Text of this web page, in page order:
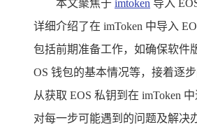
本文聚焦于 imtoken 导入
详细介绍了在 imToken 中导入
包括前期准备工作，如确保软件
OS 钱包的基本情况等，接着逐步
从获取 EOS 私钥到在 imToken
对每一步可能遇到的问题及解决